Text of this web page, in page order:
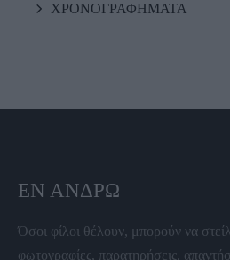
ΧΡΟΝΟΓΡΑΦΗΜΑΤΑ
ΕΝ ΆΝΔΡΩ
Όσοι φίλοι θέλουν, μπορούν να
φωτογραφίες, παρατηρήσεις,